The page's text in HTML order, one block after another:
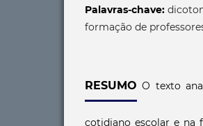
Palavras-chave:
formação de
RESUMO O texto
cotidiano escolar e na